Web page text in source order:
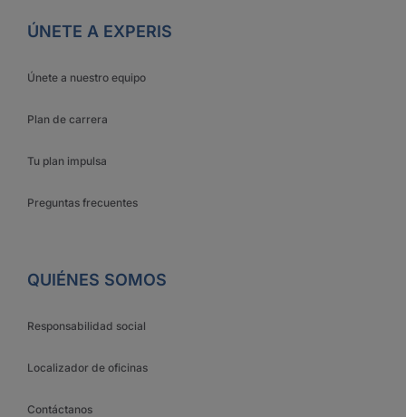
ÚNETE A EXPERIS
Únete a nuestro equipo
Plan de carrera
Tu plan impulsa
Preguntas frecuentes
QUIÉNES SOMOS
Responsabilidad social
Localizador de oficinas
Contáctanos